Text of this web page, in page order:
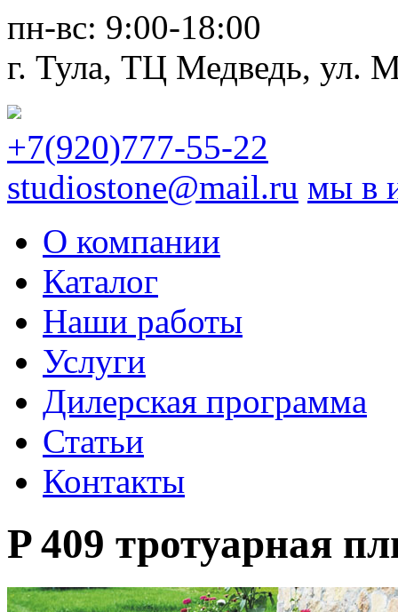
пн-вс: 9:00-18:00
г. Тула, ТЦ Медведь, ул.
+7(920)777-55-22
studiostone@mail.ru мы в
О компании
Каталог
Наши работы
Услуги
Дилерская программа
Статьи
Контакты
P 409 тротуарная